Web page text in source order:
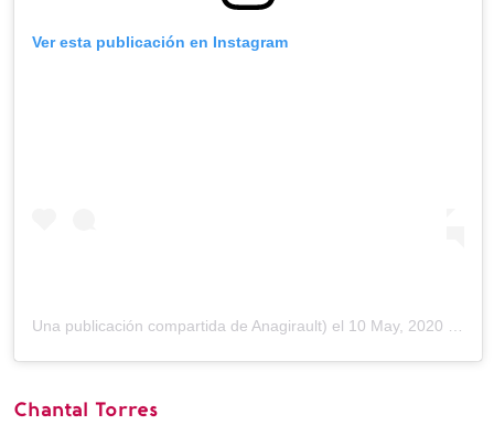
Ver esta publicación en Instagram
Una publicación compartida de Anagirault) el 10 May, 2020 a las 9:56 PDT
Chantal Torres